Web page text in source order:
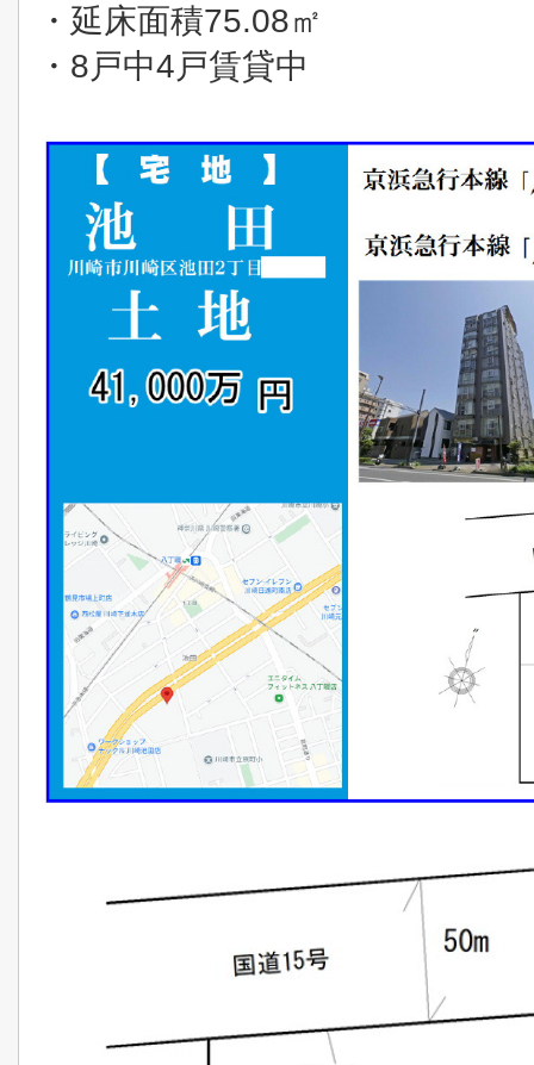
・延床面積75.08㎡
・8戸中4戸賃貸中